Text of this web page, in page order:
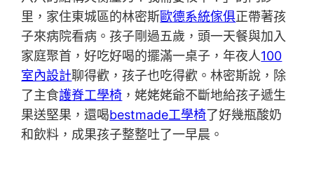
里，家住東城區的林密斯歐德系統傢俱正帶著孩
子來病院看病。孩子剛過五歲，頭一天餐與加入
家庭聚首，好吃好喝的擺滿一桌子，年夜人100
室內設計聊得歡，孩子也吃得歡。林密斯說，除
了主食護脊工學椅 ，姥姥姥爺不斷地給孩子遞生
果送堅果，還喝bestmade工學椅了好幾瓶酸奶
和飲料，成果孩子整整吐了一早晨。